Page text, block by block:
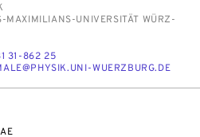
MA­XI­MI­LI­ANS-UNI­VER­SI­TÄT WÜRZ­
31-862 25
WU­ERZ­BURG.DE